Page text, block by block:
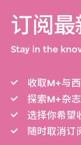
订阅最
Stay in the
收取M+与
探索M+杂
选择你希望
随时取消订